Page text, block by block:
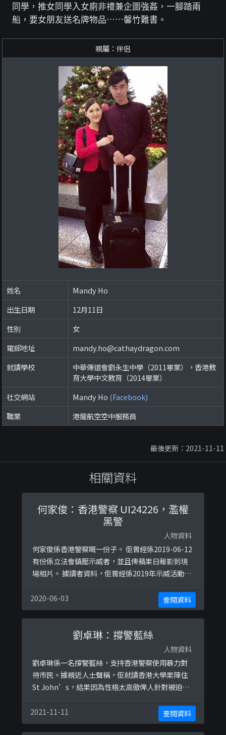
同學，推女同學入女廁非禮兼企圖強姦，一腳踏兩
船，要女朋友送名牌物品⋯⋯馨竹難書。
親屬：伴侶
姓名
Mandy Ho
出生日期
12月11日
性別
女
電郵地址
mandy.ho@cathaydragon.com
就讀學校
中華傳道會劉永生中學（2011畢業），香港教
育大學中文教育（2014畢業）
社交網站
Mandy Ho (Facebook)
職業
港龍航空空中服務員
最後更新：2021-11-11
相關資料
何家俊：香港警察 UI24226，濫權
黑警
人物資料
何家俊係香港警察嘅一份子。 佢曾經係2019-06-12
有份係立法會鎮壓示威者，並且俾蘋果日報影到現
場相片。 據讀者資料，佢曾經係2019年示威活動較
嫖妓。佢又曾經自認自己讀書唔成，必須要做警
察。 除此之外，又有另外知情人士透露佢曾經係食
飯嘅時候，拍攝自己嘅性器官並將相片上傳至
Instagram。 以下係更多關於佢嘅圖片：
2020-06-03 查閱資料
劉卓琳：撐警藍絲
人物資料
劉卓琳係一名撐警藍絲，支持香港警察使用暴力對
待市民。據親近人士聲稱，佢就讀香港大學果陣住
St John’s，結果因為性格太高傲俾人針對被迫離
2021-11-11
查閱資料